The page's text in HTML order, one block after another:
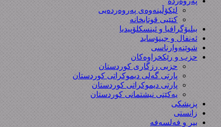
لێکۆڵینەوەی پەروەردەیی
کتێبی قوتابخانە
ببلیۆگرافیا و ئینسکلۆپیدیا
ئەنفال و جینۆساید
شوێنەوارناسی
حزب و رێکخراوەکان
حزبی رزگاری کوردستان
پارتی گەلی دیموکراتی کوردستان
پارتی دیموکراتی کوردستان
یەکێتی نیشتمانی کوردستان
پزیشکی
زانستی
بیر و فەلسەفە